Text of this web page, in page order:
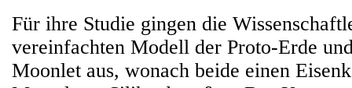
Für ihre Studie gingen die
vereinfachten Modell der Proto-Erde
Moonlet aus, wonach beide einen